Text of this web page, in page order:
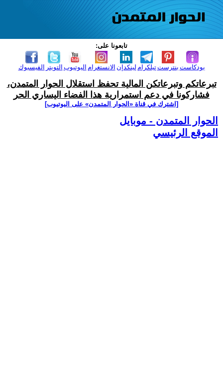
تابعونا على:
الفيسبوك التويتر اليوتيوب الانستغرام لينكدإن تيلكرامبنترست بودكاست
تبرعاتكم وتبرعاتكن المالية تحفظ استقلال الحوار المتمدن،
فشاركونا في دعم استمرارية هذا الفضاء اليساري الحر
[اشترك في قناة ‫«الحوار المتمدن» على اليوتيوب]
الحوار المتمدن - موبايل
الموقع الرئيسي